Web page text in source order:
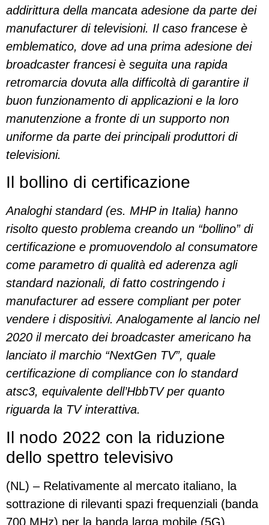
addirittura della mancata adesione da parte dei
manufacturer di televisioni. Il caso francese è
emblematico, dove ad una prima adesione dei
broadcaster francesi è seguita una rapida
retromarcia dovuta alla difficoltà di garantire il
buon funzionamento di applicazioni e la loro
manutenzione a fronte di un supporto non
uniforme da parte dei principali produttori di
televisioni.
Il bollino di certificazione
Analoghi standard (es. MHP in Italia) hanno
risolto questo problema creando un “bollino” di
certificazione e promuovendolo al consumatore
come parametro di qualità ed aderenza agli
standard nazionali, di fatto costringendo i
manufacturer ad essere compliant per poter
vendere i dispositivi. Analogamente al lancio nel
2020 il mercato dei broadcaster americano ha
lanciato il marchio “NextGen TV”, quale
certificazione di compliance con lo standard
atsc3, equivalente dell’HbbTV per quanto
riguarda la TV interattiva.
Il nodo 2022 con la riduzione
dello spettro televisivo
(NL) – Relativamente al mercato italiano, la
sottrazione di rilevanti spazi frequenziali (banda
700 MHz) per la banda larga mobile (5G),